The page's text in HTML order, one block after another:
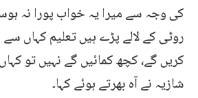
کی وجہ سے میرا یہ خواب پورا نہ
روٹی کے لالے پڑے ہیں تعلیم کہاں
کریں گے، کچھ کمائیں گے نہیں تو
شازیہ نے آہ بھرتے ہوئے کہا۔